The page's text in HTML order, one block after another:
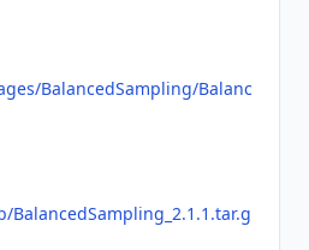
BalancedSampling/Balanc